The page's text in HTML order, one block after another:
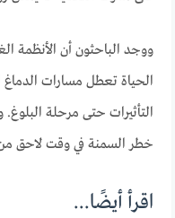
ووجد الباحثون أن الأنظمة
الحياة تعطل مسارات الدماغ
التأثيرات حتى مرحلة
خطر السمنة في وقت لاحق من
اقرأ أيضًا...